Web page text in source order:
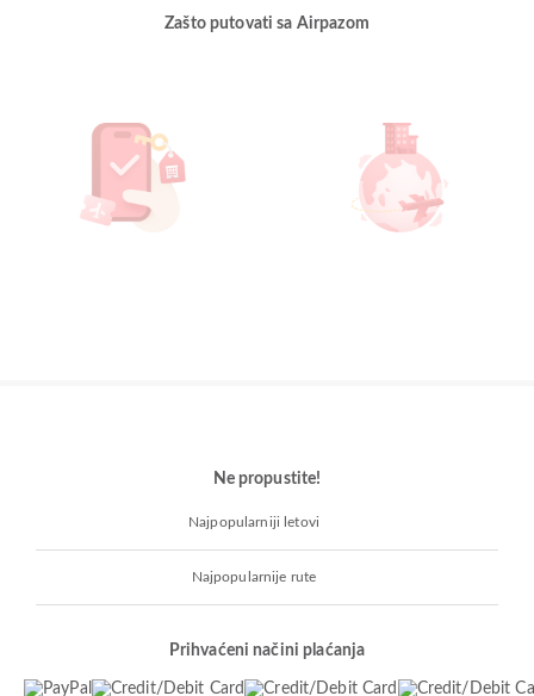
Zašto putovati sa Airpazom
Ne propustite!
Najpopularniji letovi
Najpopularnije rute
Prihvaćeni načini plaćanja